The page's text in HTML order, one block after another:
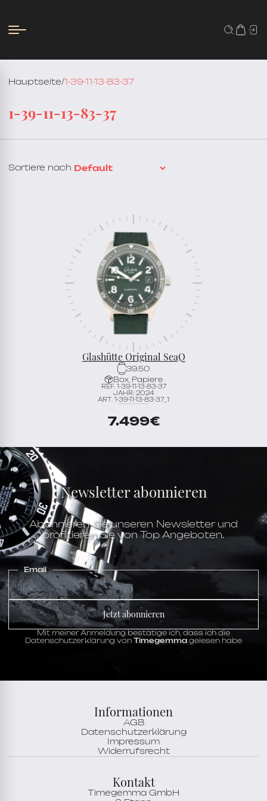
Hauptseite/1-39-11-13-83-37
1-39-11-13-83-37
Sortiere nach
Glashütte Original SeaQ
39.50
Box, Papiere
REF. 1-39-11-13-83-37
JAHR: 2024
ART. 1-39-11-13-83-37_1
7.499€
Newsletter abonnieren
Abonnieren Sie unseren Newsletter und
profitieren Sie von Top Angeboten.
Email
Jetzt abonnieren
Mit meiner Anmeldung bestätige ich, dass ich die
Datenschutzerklärung von Timegemma gelesen habe
Informationen
AGB
Datenschutzerklärung
Impressum
Widerrufsrecht
Kontakt
Timegemma GmbH